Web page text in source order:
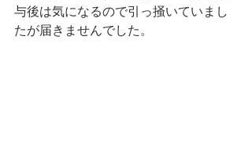
与後は気になるので引っ掻いていまし
たが届きませんでした。